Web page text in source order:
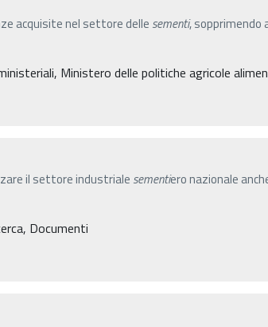
acquisite nel settore delle sementi, sopprimendo
Ministero delle politiche agricole
il settore industriale sementiero nazionale
Documenti